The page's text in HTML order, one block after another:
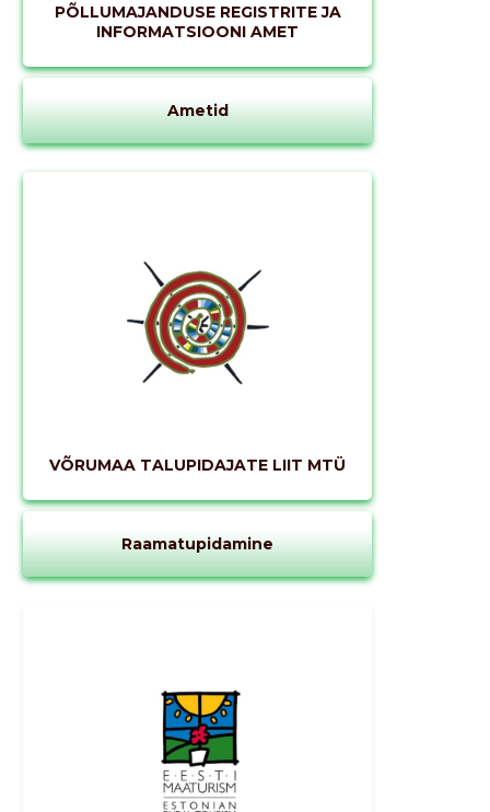
PÕLLUMAJANDUSE REGISTRITE JA
INFORMATSIOONI AMET
Ametid
VÕRUMAA TALUPIDAJATE LIIT MTÜ
Raamatupidamine